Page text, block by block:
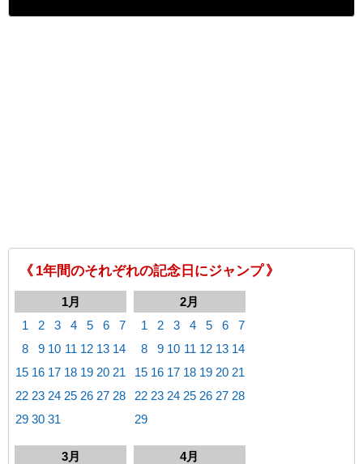
《 1年間のそれぞれの記念日にジャンプ 》
1月
1
2 3 4 5 6
7
8
9 10 11 12 13 14
15 16 17 18 19 20 21
22 23 24 25 26 27 28
29 30 31
2月
1
2 3 4 5 6
7
8
9 10 11 12 13 14
15 16 17 18 19 20 21
22 23 24 25 26 27 28
29
3月
4月